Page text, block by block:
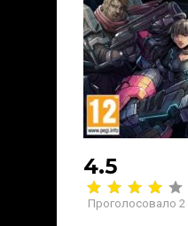
4.5
Проголосовало 2